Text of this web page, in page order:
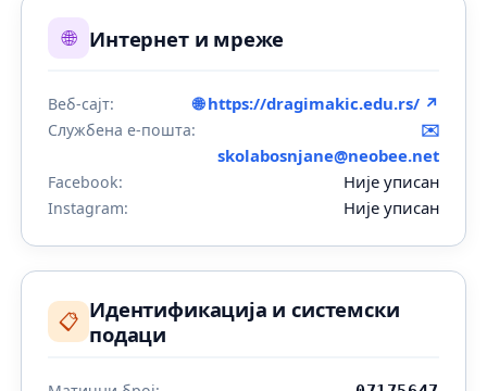
🌐 Интернет и мреже
Веб-сајт: 🌐 https://dragimakic.edu.rs/ ↗
Службена е-пошта:
✉️
skolabosnjane@neobee.net
Facebook: Није уписан
Instagram: Није уписан
📋 Идентификација и системски
подаци